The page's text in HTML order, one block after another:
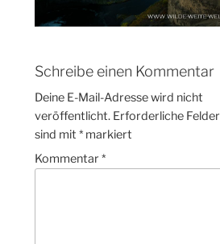
Schreibe einen Kommentar
Deine E-Mail-Adresse wird nicht
veröffentlicht. Erforderliche Felder
sind mit* markiert
Kommentar*